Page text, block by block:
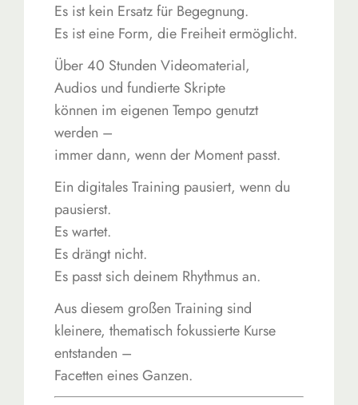
Es ist kein Ersatz für Begegnung.
Es ist eine Form, die Freiheit ermöglicht.
Über 40 Stunden Videomaterial,
Audios und fundierte Skripte
können im eigenen Tempo genutzt
werden –
immer dann, wenn der Moment passt.
Ein digitales Training pausiert, wenn du
pausierst.
Es wartet.
Es drängt nicht.
Es passt sich deinem Rhythmus an.
Aus diesem großen Training sind
kleinere, thematisch fokussierte Kurse
entstanden –
Facetten eines Ganzen.